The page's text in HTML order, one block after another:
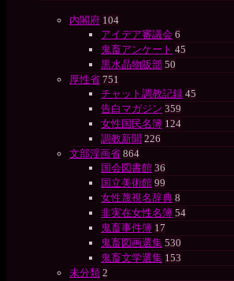
内閣府 104
アイデア審議会 6
鬼畜アンケート 45
黒水晶物販部 50
厚性省 751
チャット調教記録 45
告白マガジン 359
女性国民名簿 124
調教新聞 226
文部淫画省 864
国会図書館 36
国立美術館 99
女性蔑視名辞典 8
非実在女性名簿 54
鬼畜事件簿 17
鬼畜図画選集 530
鬼畜文学選集 153
未分類 2